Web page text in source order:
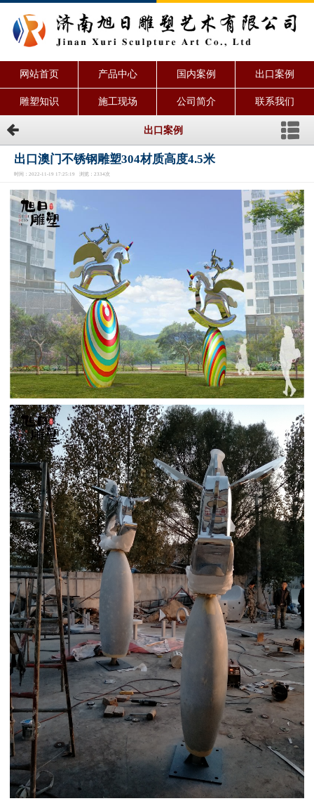
网站首页 产品中心 国内案例 出口案例
雕塑知识 施工现场 公司简介 联系我们
出口案例
出口澳门不锈钢雕塑304材质高度4.5米
时间：2022-11-19 17:25:19 浏览：2334次